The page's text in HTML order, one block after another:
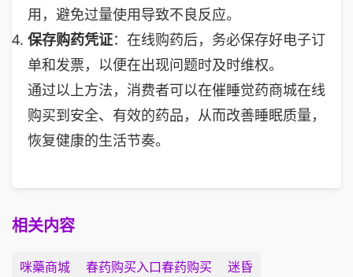
用，避免过量使用导致不良反应。
保存购药凭证：在线购药后，务必保存好电子订
单和发票，以便在出现问题时及时维权。
通过以上方法，消费者可以在催睡觉药商城在线
购买到安全、有效的药品，从而改善睡眠质量，
恢复健康的生活节奏。
相关内容
咪藥商城 春药购买入口春药购买
迷昏